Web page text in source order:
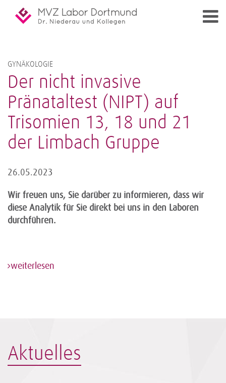
GYNÄKOLOGIE
Der nicht invasive
Pränataltest (NIPT) auf
Trisomien 13, 18 und 21
der Limbach Gruppe
26.05.2023
Wir freuen uns, Sie darüber zu informieren, dass wir
diese Analytik für Sie direkt bei uns in den Laboren
durchführen.
weiterlesen
Aktuelles